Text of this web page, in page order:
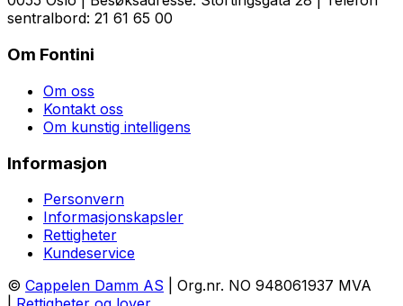
sentralbord: 21 61 65 00
Om Fontini
Om oss
Kontakt oss
Om kunstig intelligens
Informasjon
Personvern
Informasjonskapsler
Rettigheter
Kundeservice
© Cappelen Damm AS | Org.nr. NO 948061937 MVA